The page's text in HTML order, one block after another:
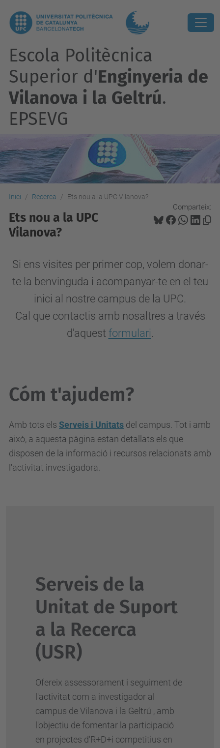
Escola Politècnica
Superior d'Enginyeria de
Vilanova i la Geltrú.
EPSEVG
Inici Recerca Ets nou a la UPC Vilanova?
Comparteix:
Ets nou a la UPC
Vilanova?
Si ens visites per primer cop, volem donar-
te la benvinguda i acompanyar-te en el teu
inici al nostre campus de la UPC.
Cal que contactis amb nosaltres a través
d'aquest formulari.
Cóm t'ajudem?
Amb tots els Serveis i Unitats del campus. Tot i amb
això, a aquesta pàgina estan detallats els que
disposen de la informació i recursos relacionats amb
l'activitat investigadora.
Serveis de la
Unitat de Suport
a la Recerca
(USR)
Ofereix assessorament i seguiment de
l'activitat com a investigador al
campus de Vilanova i la Geltrú , amb
l'objectiu de fomentar la participació
en projectes d'R+D+i competitius en